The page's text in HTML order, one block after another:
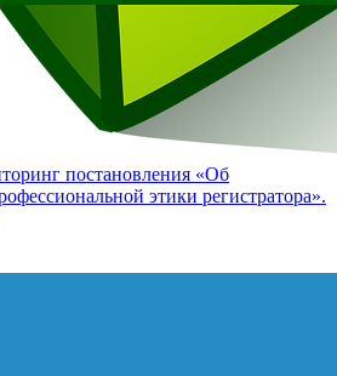
постановления «Об
этики регистратора».